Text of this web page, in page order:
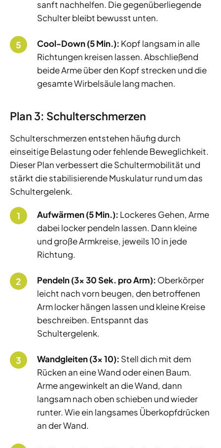
sanft nachhelfen. Die gegenüberliegende
Schulter bleibt bewusst unten.
Cool-Down (5 Min.): Kopf langsam in alle
Richtungen kreisen lassen. Abschließend
beide Arme über den Kopf strecken und die
gesamte Wirbelsäule lang machen.
Plan 3: Schulterschmerzen
Schulterschmerzen entstehen häufig durch
einseitige Belastung oder fehlende Beweglichkeit.
Dieser Plan verbessert die Schultermobilität und
stärkt die stabilisierende Muskulatur rund um das
Schultergelenk.
Aufwärmen (5 Min.): Lockeres Gehen, Arme
dabei locker pendeln lassen. Dann kleine
und große Armkreise, jeweils 10 in jede
Richtung.
Pendeln (3x 30 Sek. pro Arm): Oberkörper
leicht nach vorn beugen, den betroffenen
Arm locker hängen lassen und kleine Kreise
beschreiben. Entspannt das
Schultergelenk.
Wandgleiten (3x 10): Stell dich mit dem
Rücken an eine Wand oder einen Baum.
Arme angewinkelt an die Wand, dann
langsam nach oben schieben und wieder
runter. Wie ein langsames Überkopfdrücken
an der Wand.